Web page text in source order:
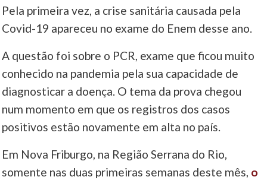
Pela primeira vez, a crise sanitária causada pela
Covid-19 apareceu no exame do Enem desse ano.
A questão foi sobre o PCR, exame que ficou muito
conhecido na pandemia pela sua capacidade de
diagnosticar a doença. O tema da prova chegou
num momento em que os registros dos casos
positivos estão novamente em alta no país.
Em Nova Friburgo, na Região Serrana do Rio,
somente nas duas primeiras semanas deste mês, o